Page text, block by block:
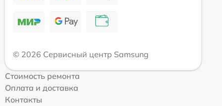
© 2026 Сервисный центр Samsung
Стоимость ремонта
Оплата и доставка
Контакты